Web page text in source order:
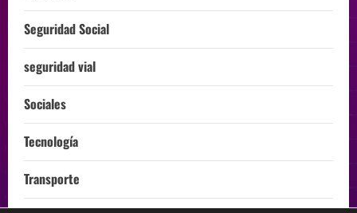
Seguridad Social
seguridad vial
Sociales
Tecnología
Transporte